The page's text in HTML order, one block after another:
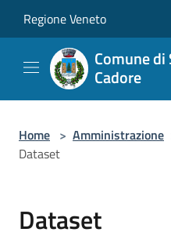
Regione Veneto
Comune
Cadore
Home > Amministrazione
Dataset
Dataset